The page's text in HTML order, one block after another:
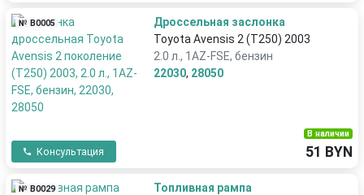
№ В0005
Дроссельная заслонка
Toyota Avensis 2 (T250) 2003
2.0 л., 1AZ-FSE, бензин
22030, 28050
Консультация
В наличии
51 BYN
№ В0029
Топливная рампа